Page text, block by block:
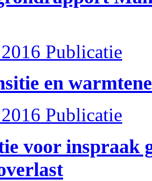
Publicatie
en
Publicatie
voor inspraak